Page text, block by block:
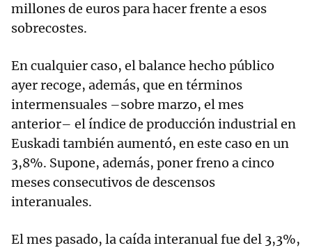
millones de euros para hacer frente a esos
sobrecostes.
En cualquier caso, el balance hecho público
ayer recoge, además, que en términos
intermensuales –sobre marzo, el mes
anterior– el índice de producción industrial en
Euskadi también aumentó, en este caso en un
3,8%. Supone, además, poner freno a cinco
meses consecutivos de descensos
interanuales.
El mes pasado, la caída interanual fue del 3,3%,